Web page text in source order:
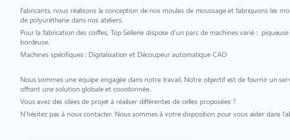
Fabricants, nous réalisons la conception de nos moules de moussage et fabriquons les
de polyuréthane dans nos ateliers.
Pour la fabrication des coiffes, Top Sellerie dispose d’un parc de machines varié :
bordeuse.
Machines spécifiques : Digitalisation et Découpeur automatique CAO
Nous sommes une équipe engagée dans notre travail. Notre objectif est de fournir un
offrant une solution globale et coordonnée.
Vous avez des idées de projet à réaliser différentes de celles proposées ?
N’hésitez pas à nous contacter. Nous sommes à votre disposition pour vous aider dans